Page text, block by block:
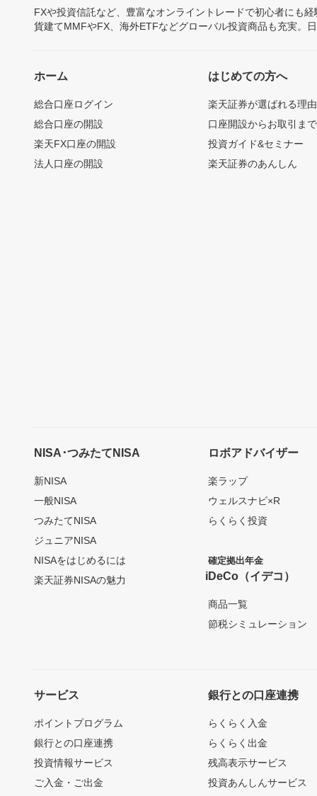
FXや投資信託など、豊富なオンライントレードで初心者にも
貨建てMMFやFX、海外ETFなどグローバル投資商品も充実。
ホーム
総合口座ログイン
総合口座の開設
楽天FX口座の開設
法人口座の開設
はじめての方へ
楽天証券が選ばれる理由
口座開設からお取引ま
投資ガイド&セミナー
楽天証券のあんしん
NISA･つみたてNISA
新NISA
一般NISA
つみたてNISA
ジュニアNISA
NISAをはじめるには
楽天証券NISAの魅力
ロボアドバイザー
楽ラップ
ウェルスナビ×R
らくらく投資
確定拠出年金
iDeCo（イデコ）
商品一覧
節税シミュレーション
サービス
ポイントプログラム
銀行との口座連携
投資情報サービス
ご入金・ご出金
銀行との口座連携
らくらく入金
らくらく出金
残高表示サービス
投資あんしんサービス